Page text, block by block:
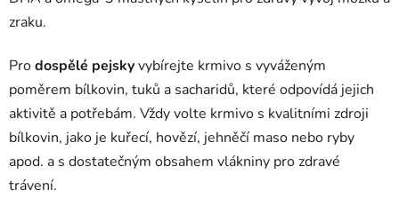
zraku.
Prodospělé pejskyvybírejte krmivo s vyváženým
poměrem bílkovin, tuků a sacharidů, které odpovídá jejich
aktivitě a potřebám. Vždy volte krmivo s kvalitními zdroji
bílkovin, jako je kuřecí, hovězí, jehněčí maso nebo ryby
apod. a s dostatečným obsahem vlákniny pro zdravé
trávení.